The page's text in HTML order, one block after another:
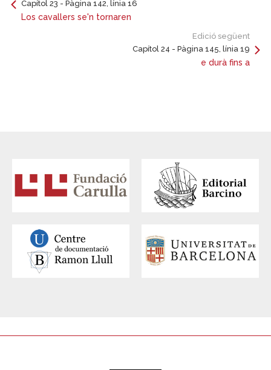
Capítol 23 - Pàgina 142, línia 16
Los cavallers se'n tornaren
Edició següent
Capítol 24 - Pàgina 145, línia 19
e durà fins a